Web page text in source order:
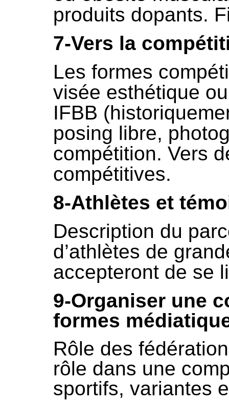
produits dopants.
7-Vers la
Les formes
visée esthétique
IFBB
posing libre,
compétition. Vers
compétitives.
8-Athlètes et
Description du
d’athlètes de
accepteront de se
9-Organiser une
formes
Rôle des
rôle dans une
sportifs, variantes